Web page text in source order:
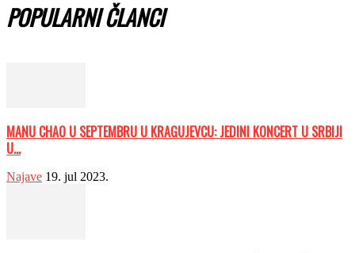
POPULARNI ČLANCI
MANU CHAO U SEPTEMBRU U KRAGUJEVCU: JEDINI KONCERT U SRBIJI
U...
Najave 19. jul 2023.